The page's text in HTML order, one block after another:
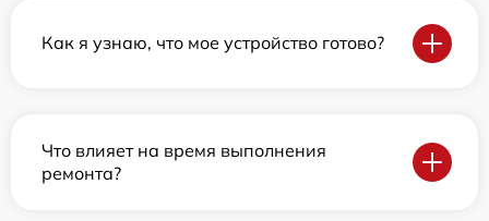
Как я узнаю, что мое устройство готово?
Что влияет на время выполнения
ремонта?